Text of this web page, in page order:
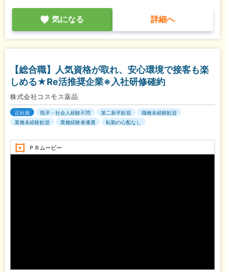
気になる 詳細へ
【総合職】人気資格が取れ、安心環境で接客も楽
しめる★Re活推奨企業※入社研修確約
株式会社コスモス薬品
正社員 既卒・社会人経験不問 第二新卒歓迎
職種未経験歓迎
業種未経験歓迎
業種経験者優遇 転勤の心配なし
ＰＲムービー